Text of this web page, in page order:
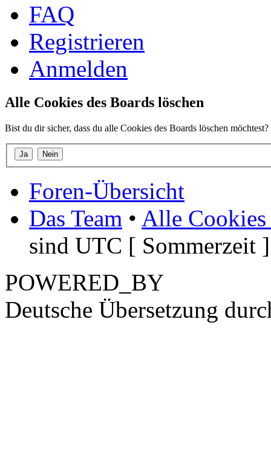
FAQ
Registrieren
Anmelden
Alle Cookies des Boards löschen
Bist du dir sicher, dass du alle Cookies des Boards löschen möchtest?
Foren-Übersicht
Das Team • Alle Cookies
sind UTC [ Sommerzeit ]
POWERED_BY
Deutsche Übersetzung